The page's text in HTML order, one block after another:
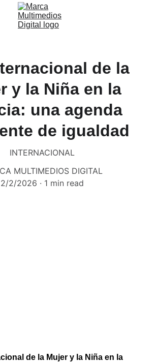
de la
y la Niña en la
una agenda
de igualdad
INTERNACIONAL
MULTIMEDIOS DIGITAL
2/2/2026
1 min read
de la Mujer y la Niña en la